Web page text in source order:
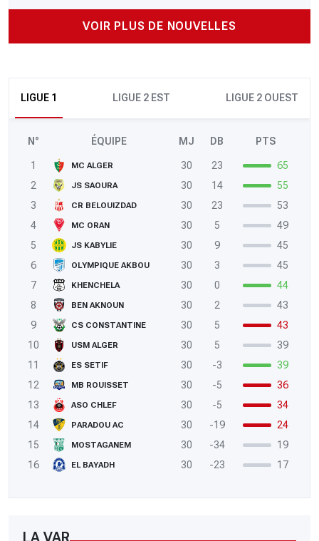
VOIR PLUS DE NOUVELLES
LIGUE 1 LIGUE 2 EST LIGUE 2 OUEST
N° ÉQUIPE MJ DB PTS
1 MC ALGER 30 23
65
2
JS SAOURA 30 14
55
3
CR BELOUIZDAD 30 23
53
4
MC ORAN 30 5
49
5
JS KABYLIE 30 9
45
6
OLYMPIQUE AKBOU 30 3
45
7
KHENCHELA 30 0
44
8
BEN AKNOUN 30 2
43
9
CS CONSTANTINE 30 5
43
10
USM ALGER 30 5
39
11
ES SETIF 30 -3
39
12
MB ROUISSET 30 -5
36
13
ASO CHLEF 30 -5
34
14
PARADOU AC 30 -19
24
15
MOSTAGANEM 30 -34
19
16
EL BAYADH 30 -23 17
LA VAR